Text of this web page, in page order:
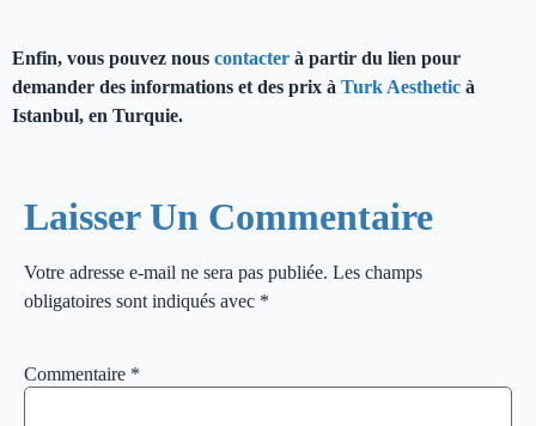
Enfin, vous pouvez nous contacter à partir du lien pour
demander des informations et des prix à Turk Aesthetic à
Istanbul, en Turquie.
Laisser Un Commentaire
Votre adresse e-mail ne sera pas publiée. Les champs
obligatoires sont indiqués avec *
Commentaire *